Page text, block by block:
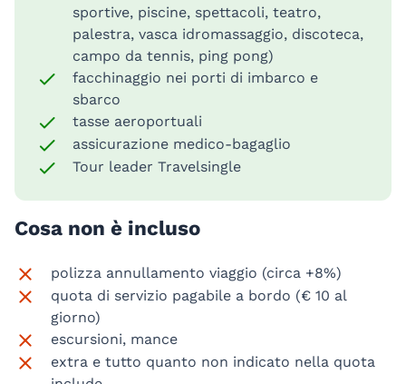
sportive, piscine, spettacoli, teatro,
palestra, vasca idromassaggio, discoteca,
campo da tennis, ping pong)
facchinaggio nei porti di imbarco e
sbarco
tasse aeroportuali
assicurazione medico-bagaglio
Tour leader Travelsingle
Cosa non è incluso
polizza annullamento viaggio (circa +8%)
quota di servizio pagabile a bordo (€ 10 al
giorno)
escursioni, mance
extra e tutto quanto non indicato nella quota